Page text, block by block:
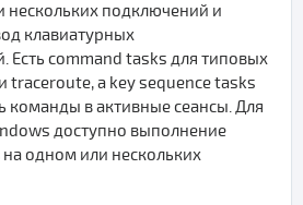
нескольких подключений и
клавиатурных
Есть command tasks для типовых
traceroute, а key sequence tasks
команды в активные сеансы. Для
доступно выполнение
одном или нескольких